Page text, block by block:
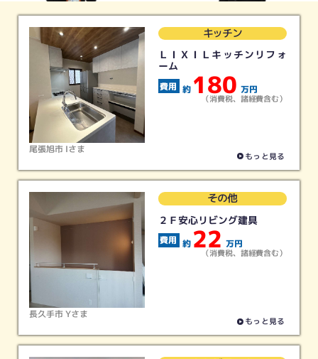
尾張旭市 Iさま
キッチン
ＬＩＸＩＬキッチンリフォ
ーム
約 180 万円
（消費税、諸経費含む）
もっと見る
長久手市 Yさま
その他
２Ｆ安心リビング建具
約 22 万円
（消費税、諸経費含む）
もっと見る